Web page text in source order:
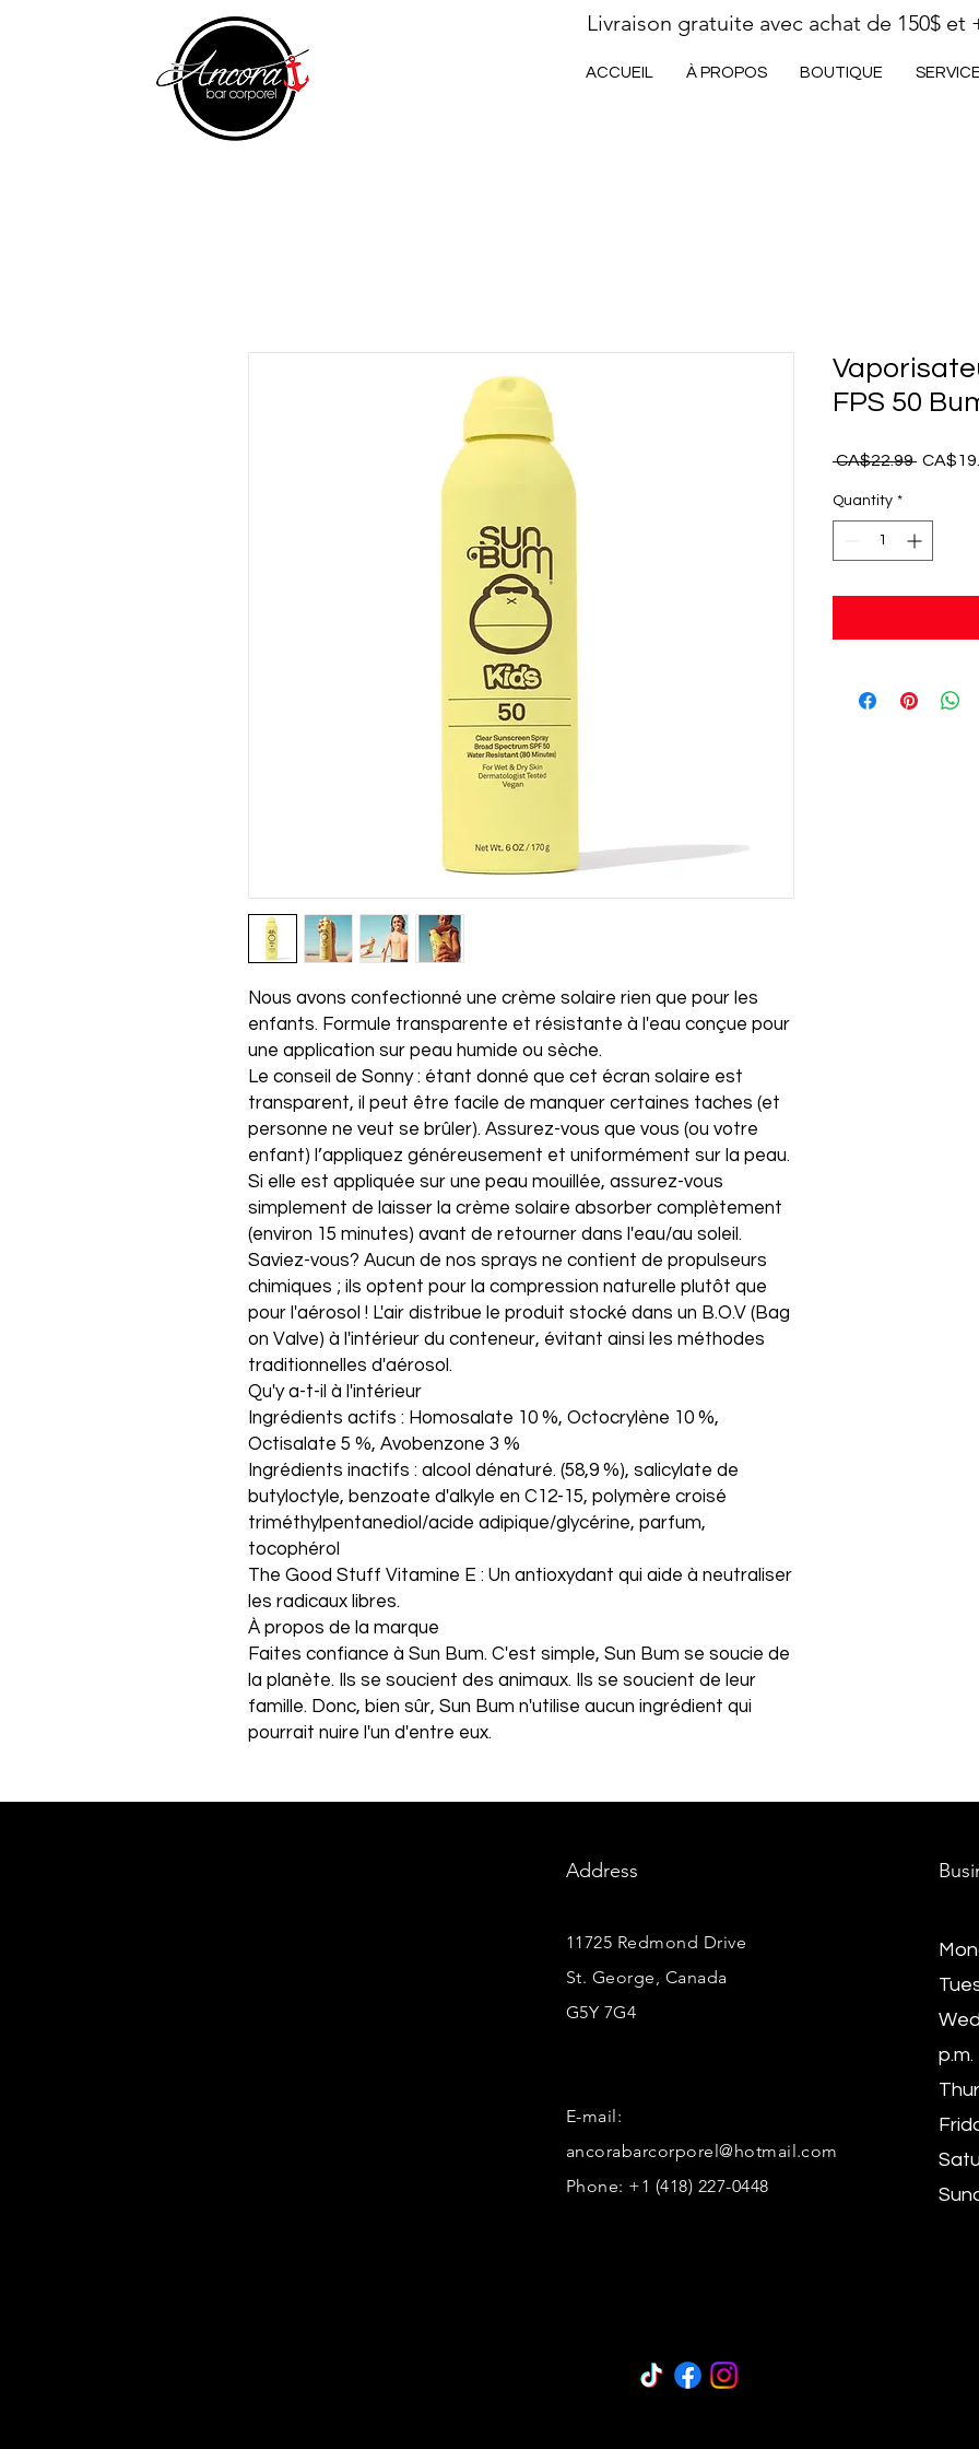
Livraison gratuite avec achat de 150$ et
ACCUEIL À PROPOS BOUTIQUE
Nous avons confectionné une crème solaire rien que pour les
enfants. Formule transparente et résistante à l'eau conçue pour
une application sur peau humide ou sèche.
Le conseil de Sonny : étant donné que cet écran solaire est
transparent, il peut être facile de manquer certaines taches (et
personne ne veut se brûler). Assurez-vous que vous (ou votre
enfant) l’appliquez généreusement et uniformément sur la peau.
Si elle est appliquée sur une peau mouillée, assurez-vous
simplement de laisser la crème solaire absorber complètement
(environ 15 minutes) avant de retourner dans l'eau/au soleil.
Saviez-vous? Aucun de nos sprays ne contient de propulseurs
chimiques ; ils optent pour la compression naturelle plutôt que
pour l'aérosol ! L'air distribue le produit stocké dans un B.O.V (Bag
on Valve) à l'intérieur du conteneur, évitant ainsi les méthodes
traditionnelles d'aérosol.
Qu'y a-t-il à l'intérieur
Ingrédients actifs : Homosalate 10 %, Octocrylène 10 %,
Octisalate 5 %, Avobenzone 3 %
Ingrédients inactifs : alcool dénaturé. (58,9 %), salicylate de
butyloctyle, benzoate d'alkyle en C12-15, polymère croisé
triméthylpentanediol/acide adipique/glycérine, parfum,
tocophérol
The Good Stuff Vitamine E : Un antioxydant qui aide à neutraliser
les radicaux libres.
À propos de la marque
Faites confiance à Sun Bum. C'est simple, Sun Bum se soucie de
la planète. Ils se soucient des animaux. Ils se soucient de leur
famille. Donc, bien sûr, Sun Bum n'utilise aucun ingrédient qui
pourrait nuire l'un d'entre eux.
FPS 50
CA$22.99 Regular
Quantity *
Address
11725 Redmond Drive
St. George, Canada
G5Y 7G4
E-mail:
ancorabarcorporel@hotmail.com
Phone: +1 (418) 227-0448
p.m.